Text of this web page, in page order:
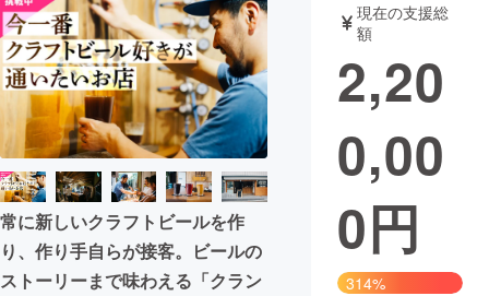
テクノロジー・ガジェット
映像・映画 書籍・雑誌
ビジネス・起業 チャレンジ
まちづくり・地域活性化
CAMPFIRE for Social Good
CAMPFIRE Creation
常に新しいクラフトビールを作
り、作り手自らが接客。ビールの
ストーリーまで味わえる「クラン
現在の支援総
額
2,20
0,00
0円
314%